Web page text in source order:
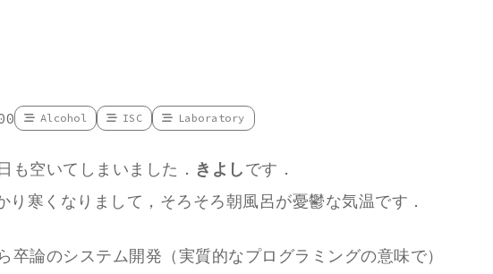
Alcohol ISC Laboratory
も空いてしまいました． きよし です．
り寒くなりまして，そろそろ朝風呂が憂鬱な気温です．
卒論のシステム開発（実質的なプログラミングの意味で）